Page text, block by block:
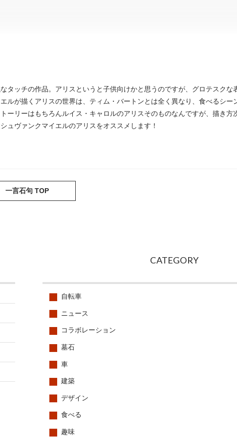
ッチの作品。アリスというと子供向けかと思うのですが、グロテスクな
が描くアリスの世界は、ティム・バートンとは全く異なり、食べるシー
リーはもちろんルイス・キャロルのアリスそのものなんですが、描き方
ュヴァンクマイエルのアリスをオススメします！
一言石句 TOP
CATEGORY
自転車
ニュース
コラボレーション
墓石
車
建築
デザイン
食べる
趣味